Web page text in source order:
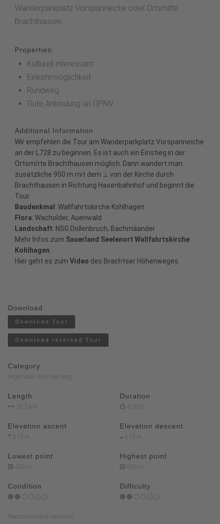
Wanderparkplatz Vorspanneiche oder Ortsmitte
Brachthausen
Properties:
Kulturell interessant
Einkehrmöglichkeit
Rundweg
Gute Anbindung an ÖPNV
Additional Information
Wir empfehlen die Tour am Wanderparkplatz Vorspanneiche
an der L728 zu beginnen. Es ist auch ein Einstieg in der
Ortsmitte Brachthausen möglich. Dann wandert man
zusätzliche 950 m mit dem ⊥ von der Kirche durch
Brachthausen in Richtung Hasenbahnhof und beginnt die
Tour.
Baudenkmal : Wallfahrtskirche Kohlhagen
Flora: Wacholder, Auenwald
Landschaft: NSG Dollenbruch, Bachmäander
Mehr Infos zum Sauerland Seelenort Wallfahrtskirche
Kohlhagen
Hier geht es zum Video des Brachtser Höhenweges.
Download
Download Tour
Download reversed Tour
Category
regionaler Wanderweg
Length
13.2 km
Duration
4:00 h
Elevation ascent
315 m
Elevation descent
315 m
Lowest point
420 m
Highest point
606 m
Condition Difficulty
Recommended seasons